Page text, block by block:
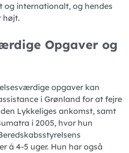
og internationalt, og hendes
højt.
Opgaver og
opgaver kan
i Grønland for at fejre
Lykkeliges ankomst, samt
i 2005, hvor hun
á 4-5 uger. Hun har også